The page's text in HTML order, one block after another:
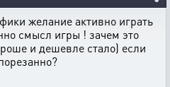
желание активно играть
смысл игры ! зачем это
и дешевле стало) если